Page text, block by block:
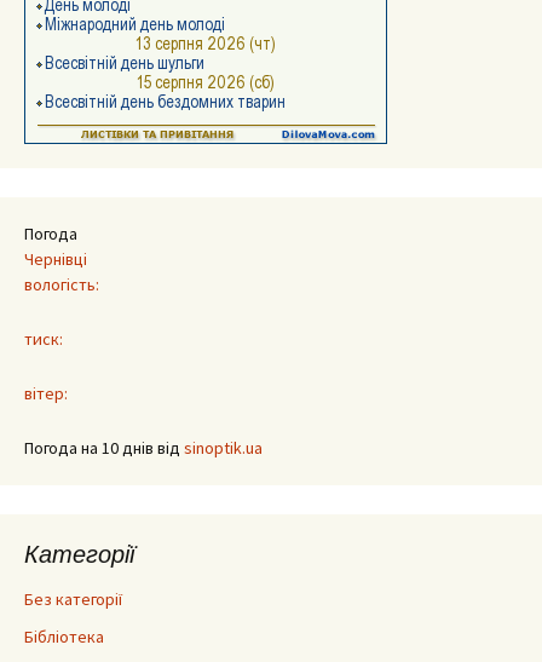
Погода
Чернівці
вологість:
тиск:
вітер:
Погода на 10 днів від sinoptik.ua
Категорії
Без категорії
Бібліотека